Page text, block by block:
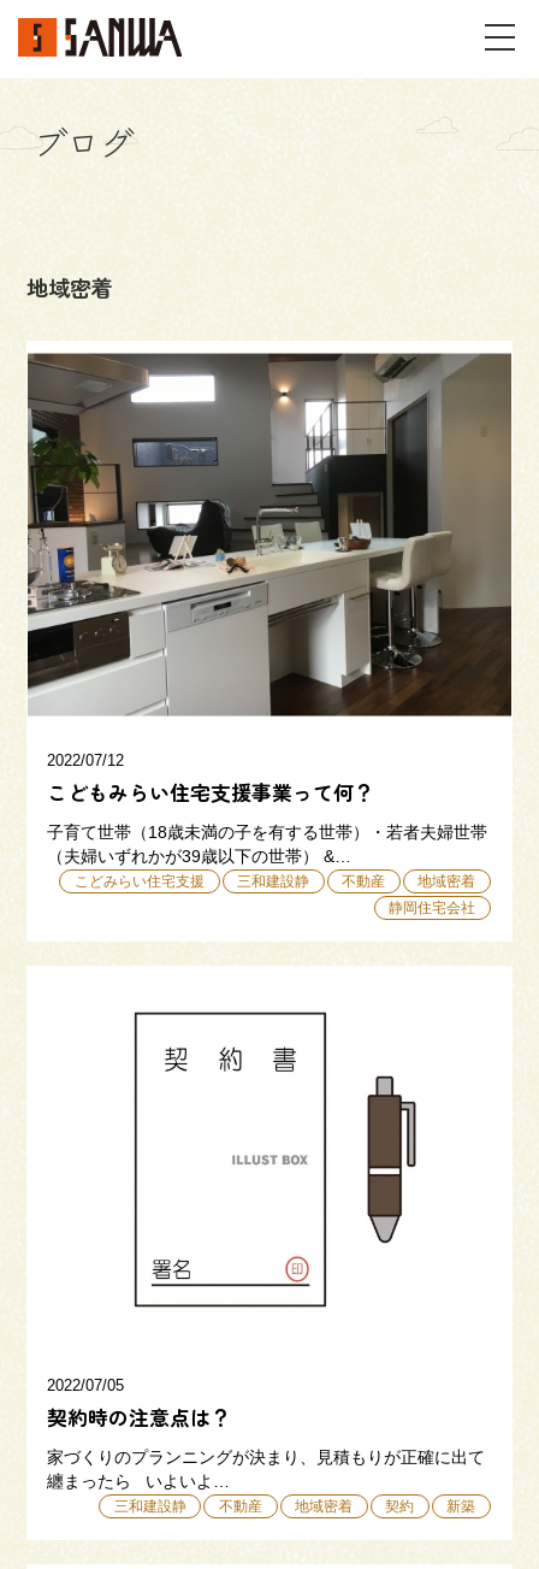
イベント・見学会
事例
施工事例 パーツギャラリー
お客様の声
私たちのこと
三和建設の強み
リフォーム
会社概要
採用情報
054-365-3838
ブログ
地域密着
2022/07/12
こどもみらい住宅支援事業って何？
子育て世帯（18歳未満の子を有する世帯）・若者夫婦世帯
（夫婦いずれかが39歳以下の世帯） &…
こどみらい住宅支援 三和建設静 不動産
地域密着
静岡住宅会社
2022/07/05
契約時の注意点は？
家づくりのプランニングが決まり、見積もりが正確に出て
纏まったら いよいよ…
三和建設静 不動産 地域密着 契約 新築